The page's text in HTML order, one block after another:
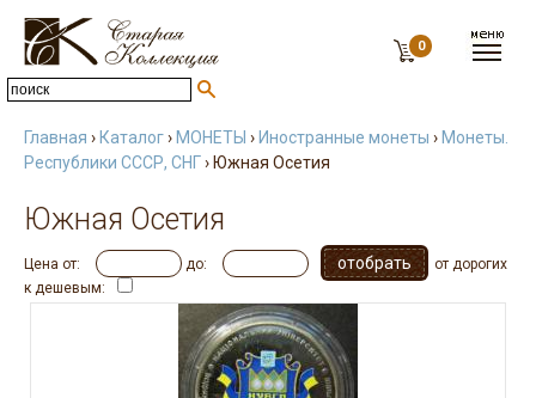
0
Главная › Каталог› МОНЕТЫ › Иностранные монеты › Монеты.
Республики СССР, СНГ› Южная Осетия
Южная Осетия
Цена от: до:
от дорогих
к дешевым: